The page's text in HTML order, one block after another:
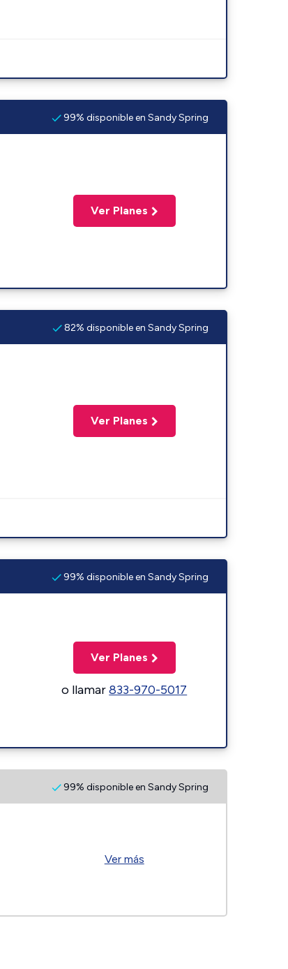
99% disponible en Sandy Spring
Ver Planes
82% disponible en Sandy Spring
Ver Planes
99% disponible en Sandy Spring
Ver Planes
o llamar833-970-5017
99% disponible en Sandy Spring
Ver más